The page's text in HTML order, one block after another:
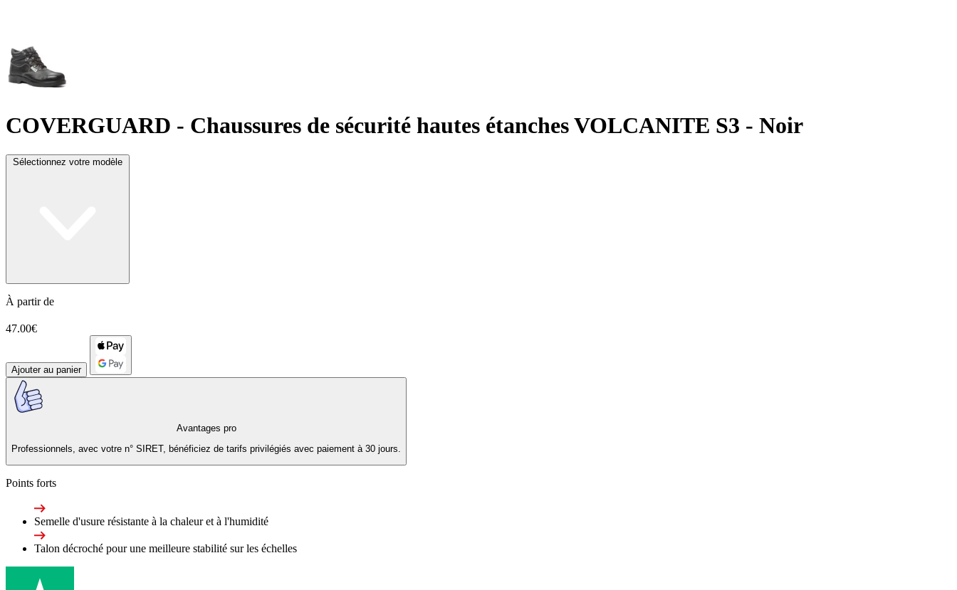
COVERGUARD - Chaussures de sécurité hautes étanches VOLCANITE S3 - Noir
Sélectionnez votre modèle
À partir de
47.00€
Ajouter au panier
Avantages pro
Professionnels, avec votre n° SIRET, bénéficiez de tarifs privilégiés avec paiement à 30 jours.
Points forts
Semelle d'usure résistante à la chaleur et à l'humidité
Talon décroché pour une meilleure stabilité sur les échelles